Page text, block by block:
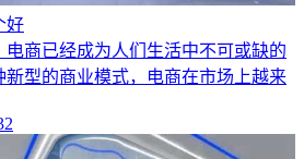
好
电商已经成为人们生活中不可或缺的
新型的商业模式，电商在市场上越来